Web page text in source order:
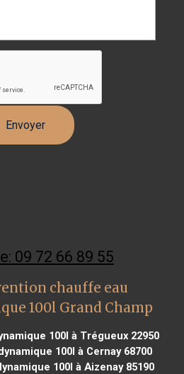
09 72 66 89 55
chauffe eau
100l Grand Champ
100l à Trégueux 22950
100l à Cernay 68700
100l à Aizenay 85190